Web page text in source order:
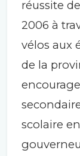
réussite
2006 à
vélos aux
de la
scolaire